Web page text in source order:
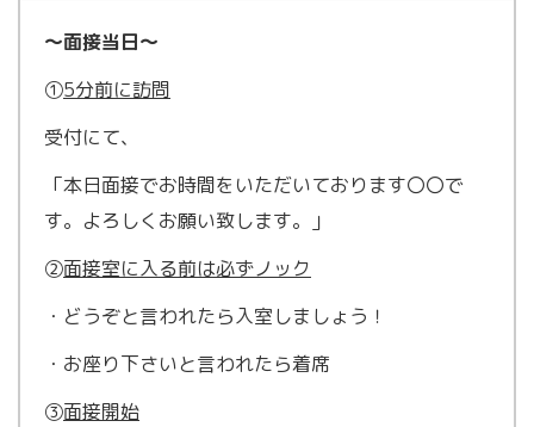
〜面接当日〜
①5分前に訪問
受付にて、
「本日面接でお時間をいただいております〇〇で
す。よろしくお願い致します。」
②面接室に入る前は必ずノック
・どうぞと言われたら入室しましょう！
・お座り下さいと言われたら着席
③面接開始